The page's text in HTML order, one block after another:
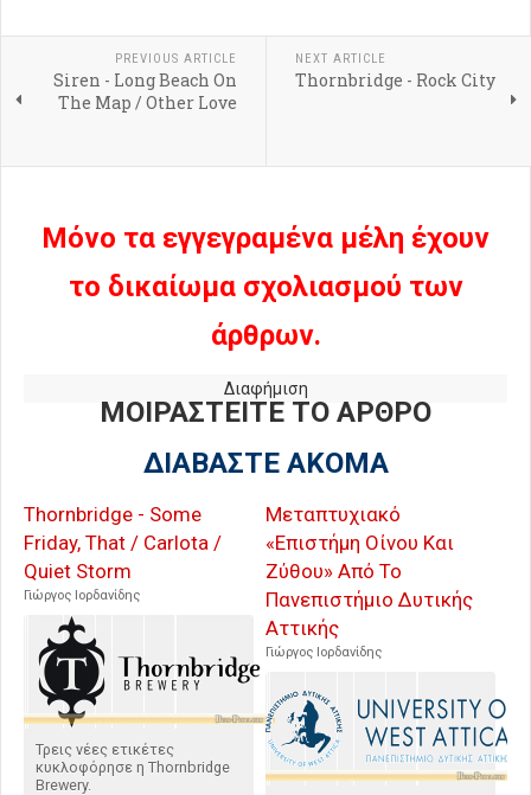
PREVIOUS ARTICLE
Siren - Long Beach On
The Map / Other Love
NEXT ARTICLE
Thornbridge - Rock City
Μόνο τα εγγεγραμένα μέλη έχουν
το δικαίωμα σχολιασμού των
άρθρων.
Διαφήμιση
ΜΟΙΡΑΣΤΕΙΤΕ ΤΟ ΑΡΘΡΟ
ΔΙΑΒΑΣΤΕ ΑΚΟΜΑ
Thornbridge - Some
Friday, That / Carlota /
Quiet Storm
Γιώργος Ιορδανίδης
Τρεις νέες ετικέτες
κυκλοφόρησε η Thornbridge
Brewery.
Μεταπτυχιακό
«Επιστήμη Οίνου Και
Ζύθου» Από Το
Πανεπιστήμιο Δυτικής
Αττικής
Γιώργος Ιορδανίδης